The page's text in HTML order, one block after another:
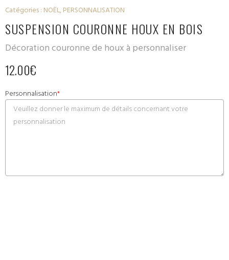
Catégories : NOËL,PERSONNALISATION
SUSPENSION COURONNE HOUX EN BOIS
Décoration couronne de houx à personnaliser
12.00€
Personnalisation*